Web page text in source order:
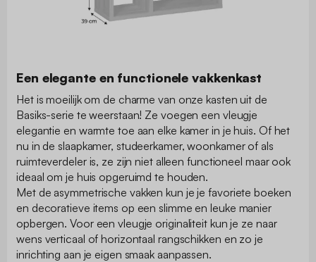
Een elegante en functionele vakkenkast
Het is moeilijk om de charme van onze kasten uit de
Basiks-serie te weerstaan! Ze voegen een vleugje
elegantie en warmte toe aan elke kamer in je huis. Of het
nu in de slaapkamer, studeerkamer, woonkamer of als
ruimteverdeler is, ze zijn niet alleen functioneel maar ook
ideaal om je huis opgeruimd te houden.
Met de asymmetrische vakken kun je je favoriete boeken
en decoratieve items op een slimme en leuke manier
opbergen. Voor een vleugje originaliteit kun je ze naar
wens verticaal of horizontaal rangschikken en zo je
inrichting aan je eigen smaak aanpassen.